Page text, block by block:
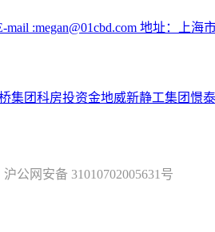
:megan@01cbd.com 地址：上海
集团科房投资金地威新静工集团憬泰
沪公网安备 31010702005631号